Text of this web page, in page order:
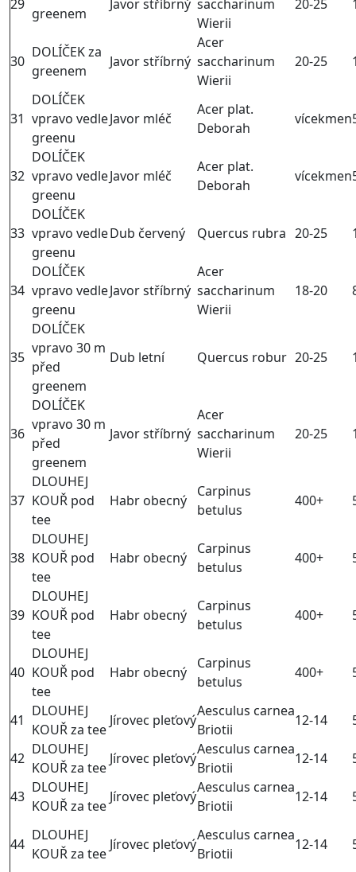
29
greenem
Javor stříbrný saccharinum
Wierii
20-25
30
DOLÍČEK za
greenem
Javor stříbrný
Acer
saccharinum
Wierii
20-25
31
DOLÍČEK
vpravo vedle
greenu
Javor mléč
Acer plat.
Deborah
vícekmen
32
DOLÍČEK
vpravo vedle
greenu
Javor mléč
Acer plat.
Deborah
vícekmen
33
DOLÍČEK
vpravo vedle
greenu
Dub červený Quercus rubra 20-25
34
DOLÍČEK
vpravo vedle
greenu
Javor stříbrný
Acer
saccharinum
Wierii
18-20
35
DOLÍČEK
vpravo 30 m
před
greenem
Dub letní Quercus robur 20-25
36
DOLÍČEK
vpravo 30 m
před
greenem
Javor stříbrný
Acer
saccharinum
Wierii
20-25
37
DLOUHEJ
KOUŘ pod
tee
Habr obecný
Carpinus
betulus
400+
38
DLOUHEJ
KOUŘ pod
tee
Habr obecný
Carpinus
betulus
400+
39
DLOUHEJ
KOUŘ pod
tee
Habr obecný
Carpinus
betulus
400+
40
DLOUHEJ
KOUŘ pod
tee
Habr obecný
Carpinus
betulus
400+
41
DLOUHEJ
KOUŘ za tee
Jírovec pleťový
Aesculus carnea
Briotii
12-14
42
DLOUHEJ
KOUŘ za tee
Jírovec pleťový
Aesculus carnea
Briotii
12-14
43
DLOUHEJ
KOUŘ za tee
Jírovec pleťový
Aesculus carnea
Briotii
12-14
44
DLOUHEJ
KOUŘ za tee
Jírovec pleťový
Aesculus carnea
Briotii
12-14